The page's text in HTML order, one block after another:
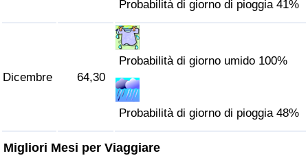
Probabilità di giorno di pioggia 41%
Dicembre 64,30
Probabilità di giorno umido 100%
Probabilità di giorno di pioggia 48%
Migliori Mesi per Viaggiare